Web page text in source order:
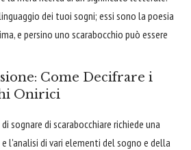
dei tuoi sogni; essi sono la poesia
e persino uno scarabocchio può essere
Come Decifrare i
Onirici
sognare di scarabocchiare richiede una
l'analisi di vari elementi del sogno e della